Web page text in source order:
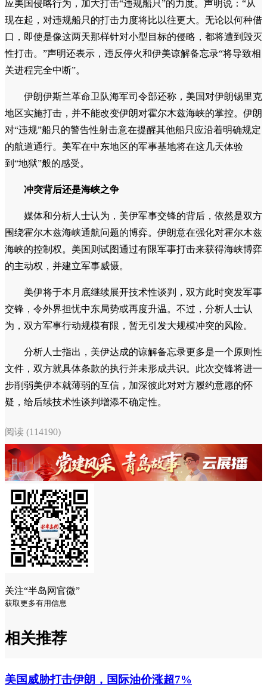
应美国侵略行为，加大打击“违规船只”的力度。声明说：“从
现在起，对违规船只的打击力度将比以往更大。无论以何种借
口，即使是像这两天那样针对小型目标的侵略，都将遭到毁灭
性打击。”声明还表示，违反停火和伊美谅解备忘录“将导致相
关进程完全中断”。
伊朗伊斯兰革命卫队海军司令部还称，美国对伊朗锡里克
地区实施打击，并不能改变伊朗对霍尔木兹海峡的掌控。伊朗
对“违规”船只的警告性射击意在提醒其他船只应沿着明确规定
的航道通行。美军在中东地区的军事基地将在这几天体验
到“地狱”般的感受。
冲突背后还是海峡之争
媒体和分析人士认为，美伊军事交锋的背后，依然是双方
围绕霍尔木兹海峡通航问题的博弈。伊朗意在强化对霍尔木兹
海峡的控制权。美国则试图通过有限军事打击来获得海峡博弈
的主动权，并建立军事威慑。
美伊将于本月底继续展开技术性谈判，双方此时突发军事
交锋，令外界担忧中东局势或再度升温。不过，分析人士认
为，双方军事行动规模有限，暂无引发大规模冲突的风险。
分析人士指出，美伊达成的谅解备忘录更多是一个原则性
文件，双方就具体条款的执行并未形成共识。此次交锋将进一
步削弱美伊本就薄弱的互信，加深彼此对对方履约意愿的怀
疑，给后续技术性谈判增添不确定性。
阅读 (114190)
关注“半岛网官微”
获取更多有用信息
相关推荐
美国威胁打击伊朗，国际油价涨超7%